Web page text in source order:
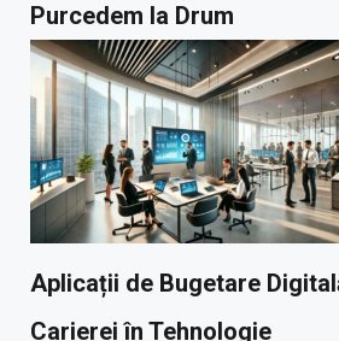
Purcedem la Drum
Aplicații de Bugetare
Carierei în Tehnologie